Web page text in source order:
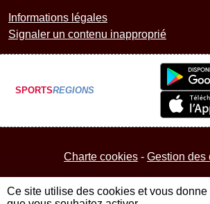
Informations légales
Signaler un contenu inapproprié
SPORTSREGIONS
Charte cookies Gestion des
Ce site utilise des cookies et vous